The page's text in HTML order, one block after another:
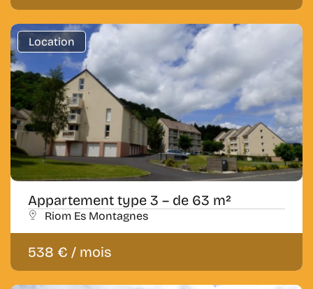
Location
Appartement type 3 – de 63 m²
Riom Es Montagnes
538 € / mois